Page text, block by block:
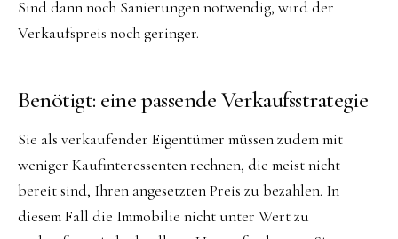
Sind dann noch Sanierungen notwendig, wird der
Verkaufspreis noch geringer.
Benötigt: eine passende Verkaufsstrategie
Sie als verkaufender Eigentümer müssen zudem mit
weniger Kaufinteressenten rechnen, die meist nicht
bereit sind, Ihren angesetzten Preis zu bezahlen. In
diesem Fall die Immobilie nicht unter Wert zu